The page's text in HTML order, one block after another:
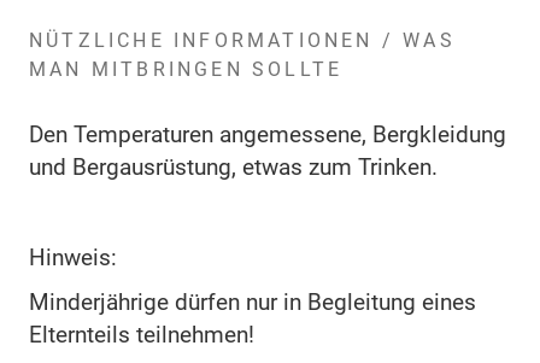
NÜTZLICHE INFORMATIONEN / WAS
MAN MITBRINGEN SOLLTE
Den Temperaturen angemessene, Bergkleidung
und Bergausrüstung, etwas zum Trinken.
Hinweis:
Minderjährige dürfen nur in Begleitung eines
Elternteils teilnehmen!